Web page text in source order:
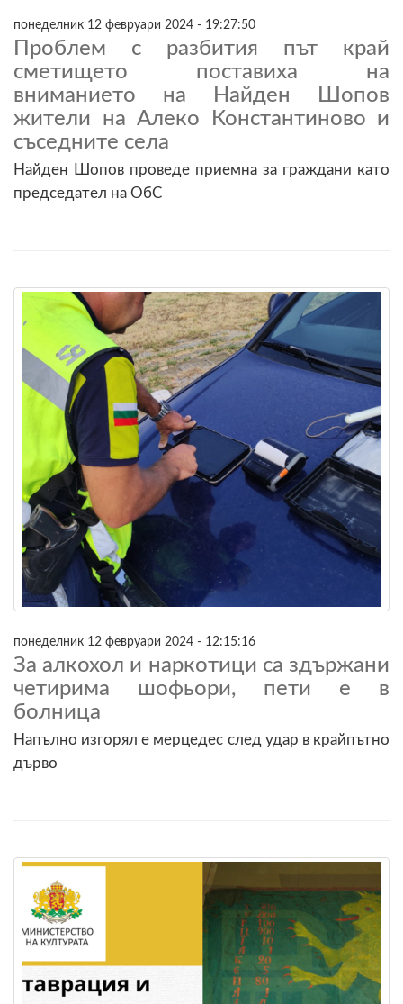
понеделник 12 февруари 2024 - 19:27:50
Проблем с разбития път край
сметището поставиха на
вниманието на Найден Шопов
жители на Алеко Константиново и
съседните села
Найден Шопов проведе приемна за граждани като
председател на ОбС
понеделник 12 февруари 2024 - 12:15:16
За алкохол и наркотици са здържани
четирима шофьори, пети е в
болница
Напълно изгорял е мерцедес след удар в крайпътно
дърво